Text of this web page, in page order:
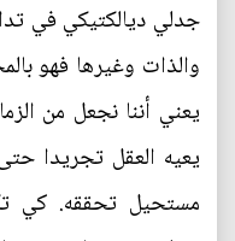
جدلي ديالكتيكي في
والذات وغيرها فهو
يعني أننا نجعل من
يعيه العقل تجريدا
مستحيل تحققه. كي